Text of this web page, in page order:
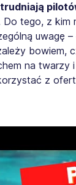
Do tego, z kim
uwagę
bowiem,
na twarzy
z